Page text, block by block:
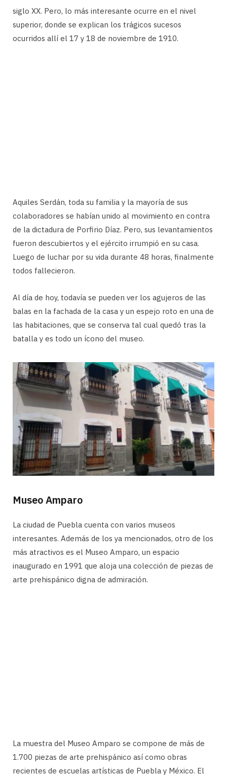
siglo XX. Pero, lo más interesante ocurre en el nivel
superior, donde se explican los trágicos sucesos
ocurridos allí el 17 y 18 de noviembre de 1910.
Aquiles Serdán, toda su familia y la mayoría de sus
colaboradores se habían unido al movimiento en contra
de la dictadura de Porfirio Díaz. Pero, sus levantamientos
fueron descubiertos y el ejército irrumpió en su casa.
Luego de luchar por su vida durante 48 horas, finalmente
todos fallecieron.
Al día de hoy, todavía se pueden ver los agujeros de las
balas en la fachada de la casa y un espejo roto en una de
las habitaciones, que se conserva tal cual quedó tras la
batalla y es todo un ícono del museo.
Museo Amparo
La ciudad de Puebla cuenta con varios museos
interesantes. Además de los ya mencionados, otro de los
más atractivos es el Museo Amparo, un espacio
inaugurado en 1991 que aloja una colección de piezas de
arte prehispánico digna de admiración.
La muestra del Museo Amparo se compone de más de
1.700 piezas de arte prehispánico así como obras
recientes de escuelas artísticas de Puebla y México. El